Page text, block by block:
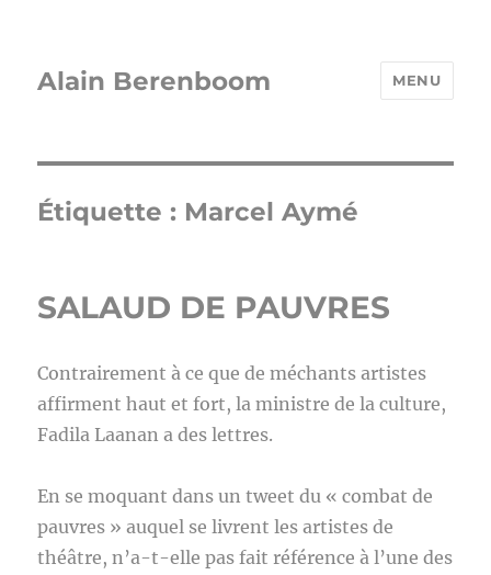
Alain Berenboom MENU
Étiquette : Marcel Aymé
SALAUD DE PAUVRES
Contrairement à ce que de méchants artistes
affirment haut et fort, la ministre de la culture,
Fadila Laanan a des lettres.
En se moquant dans un tweet du « combat de
pauvres » auquel se livrent les artistes de
théâtre, n’a-t-elle pas fait référence à l’une des